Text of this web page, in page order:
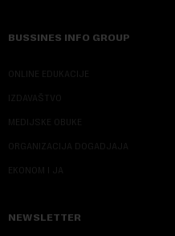
BUSSINES INFO GROUP
ONLINE EDUKACIJE
IZDAVAŠTVO
MEDIJSKE OBUKE
ORGANIZACIJA DOGADJAJA
EKONOM I JA
NEWSLETTER